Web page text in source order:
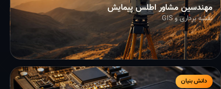
مهندسین مشاور اطلس پیمایش
نقشه برداری و GIS
دانش بنیان